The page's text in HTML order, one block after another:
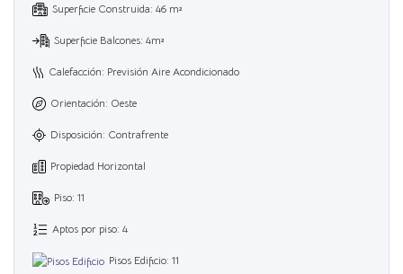
Superficie Construida: 46 m²
Superficie Balcones: 4m²
Calefacción: Previsión Aire Acondicionado
Orientación: Oeste
Disposición: Contrafrente
Propiedad Horizontal
Piso: 11
Aptos por piso: 4
Pisos Edificio: 11